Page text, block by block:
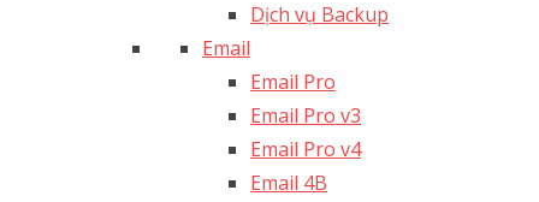
Dịch vụ Backup
Email
Email Pro
Email Pro v3
Email Pro v4
Email 4B